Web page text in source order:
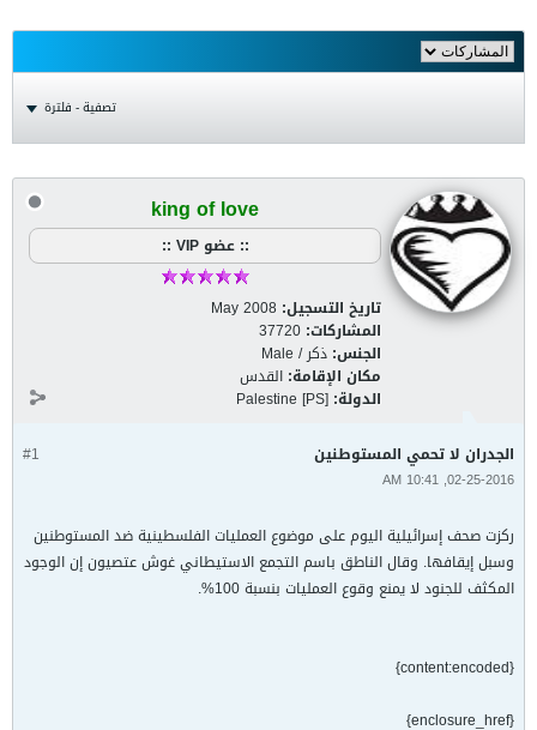
تصفية - فلترة
king of love
:: عضو VIP ::
تاريخ التسجيل: May 2008
المشاركات: 37720
الجنس: ذكر / Male
مكان الإقامة: القدس
الدولة: Palestine [PS]
#1 الجدران لا تحمي المستوطنين
02-25-2016, 10:41 AM
ركزت صحف إسرائيلية اليوم على موضوع العمليات الفلسطينية ضد المستوطنين
وسبل إيقافها. وقال الناطق باسم التجمع الاستيطاني غوش عتصيون إن الوجود
المكثف للجنود لا يمنع وقوع العمليات بنسبة 100%.
{content:encoded}
{enclosure_href}